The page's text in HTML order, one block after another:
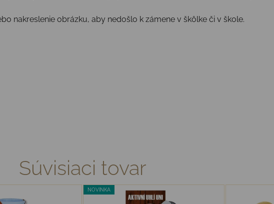
nakreslenie obrázku, aby nedošlo k zámene v škôlke či v škole.
Súvisiaci tovar
NOVINKA